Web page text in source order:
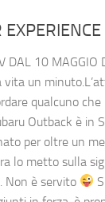
DAL 10 MAGGIO
vita un
qualcuno che
Outback è in
per oltre un
lo metto sulla
Non è servito